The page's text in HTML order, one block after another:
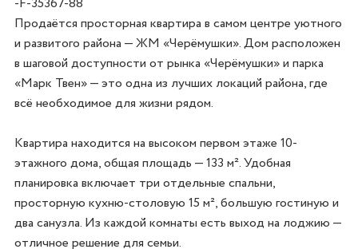
Продаётся просторная квартира в самом центре уютного
и развитого района — ЖМ «Черёмушки». Дом расположен
в шаговой доступности от рынка «Черёмушки» и парка
«Марк Твен» — это одна из лучших локаций района, где
всё необходимое для жизни рядом.
Квартира находится на высоком первом этаже 10-
этажного дома, общая площадь — 133 м². Удобная
планировка включает три отдельные спальни,
просторную кухню-столовую 15 м², большую гостиную и
два санузла. Из каждой комнаты есть выход на лоджию —
отличное решение для семьи.